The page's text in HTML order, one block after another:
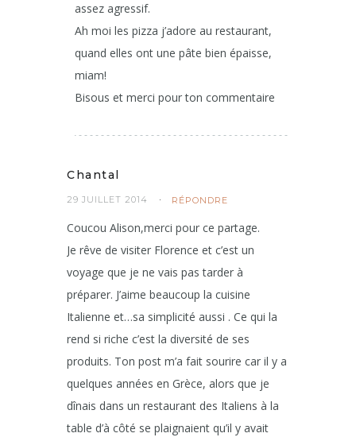
assez agressif.
Ah moi les pizza j’adore au restaurant,
quand elles ont une pâte bien épaisse,
miam!
Bisous et merci pour ton commentaire
Chantal
29 JUILLET 2014 RÉPONDRE
Coucou Alison,merci pour ce partage.
Je rêve de visiter Florence et c’est un
voyage que je ne vais pas tarder à
préparer. J’aime beaucoup la cuisine
Italienne et…sa simplicité aussi . Ce qui la
rend si riche c’est la diversité de ses
produits. Ton post m’a fait sourire car il y a
quelques années en Grèce, alors que je
dînais dans un restaurant des Italiens à la
table d’à côté se plaignaient qu’il y avait